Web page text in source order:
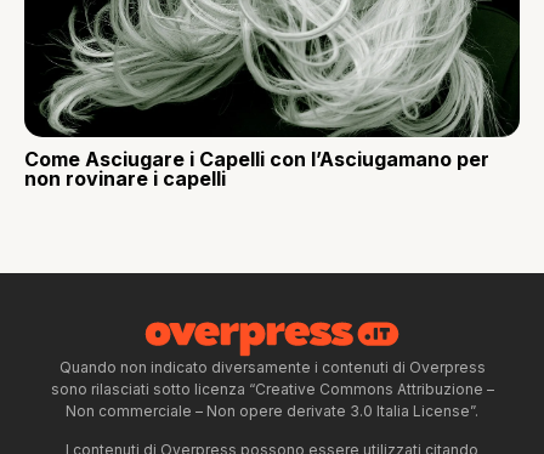
Come Asciugare i Capelli con l’Asciugamano per
non rovinare i capelli
Quando non indicato diversamente i contenuti di Overpress
sono rilasciati sotto licenza “Creative Commons Attribuzione –
Non commerciale – Non opere derivate 3.0 Italia License”.
I contenuti di Overpress possono essere utilizzati citando